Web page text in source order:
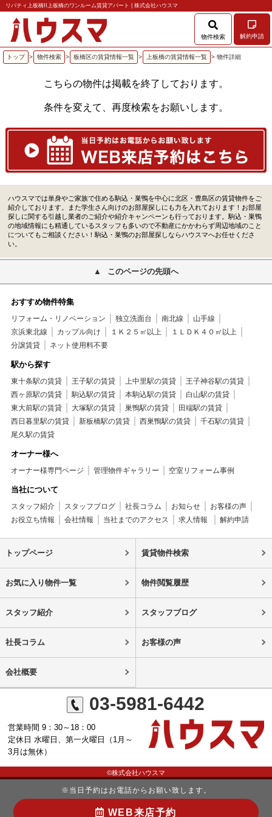
リバティ上板橋II上板橋のワンルーム賃貸アパート | 株式会社ハウスマ
物件検索 解約申請
トップ > 物件検索 > 板橋区の賃貸情報一覧 > 上板橋の賃貸情報一覧 > 物件詳細
こちらの物件は掲載を終了しております。
条件を変えて、再度検索をお願いします。
ハウスマでは単身やご家族で住める駒込・巣鴨を中心に北区・豊島区の賃貸物件をご
紹介しております。また学生さん向けのお部屋探しにも力を入れております！お部屋
探しに関する引越し業者のご紹介や紹介キャンペーンも行っております。駒込・巣鴨
の地域情報にも精通しているスタッフも多いので不動産にかかわらず周辺地域のこと
についてもご相談ください！駒込・巣鴨のお部屋探しならハウスマへお任せくださ
い。
このページの先頭へ
おすすめ物件特集
リフォーム・リノベーション 独立洗面台 南北線
山手線
京浜東北線
カップル向け １Ｋ２５㎡以上
１ＬＤＫ４０㎡以上
分譲賃貸
ネット使用料不要
駅から探す
東十条駅の賃貸 王子駅の賃貸 上中里駅の賃貸
王子神谷駅の賃貸
西ヶ原駅の賃貸
駒込駅の賃貸 本駒込駅の賃貸
白山駅の賃貸
東大前駅の賃貸
大塚駅の賃貸 巣鴨駅の賃貸
田端駅の賃貸
西日暮里駅の賃貸
新板橋駅の賃貸 西巣鴨駅の賃貸
千石駅の賃貸
尾久駅の賃貸
オーナー様へ
オーナー様専門ページ 管理物件ギャラリー 空室リフォーム事例
当社について
スタッフ紹介 スタッフブログ 社長コラム お知らせ
お客様の声
お役立ち情報
会社情報 当社までのアクセス 求人情報 解約申請
トップページ 賃貸物件検索
お気に入り物件一覧 物件閲覧履歴
スタッフ紹介 スタッフブログ
社長コラム お客様の声
会社概要
03-5981-6442
営業時間 9：30～18：00
定休日 水曜日、第一火曜日（1月～
3月は無休）
©株式会社ハウスマ
※当日予約はお電話からお願い致します。
WEB来店予約